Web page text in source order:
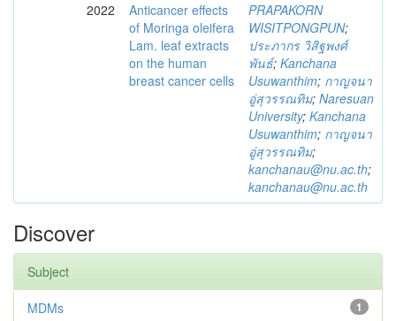
2022
Anticancer effects
of Moringa oleifera
Lam. leaf extracts
on the human
breast cancer cells
PRAPAKORN
WISITPONGPUN;
ประภากร วิสิฐพงศ์
พันธ์; Kanchana
Usuwanthim; กาญจนา
อู่สุวรรณทิม; Naresuan
University; Kanchana
Usuwanthim; กาญจนา
อู่สุวรรณทิม;
kanchanau@nu.ac.th;
kanchanau@nu.ac.th
Discover
Subject
1
MDMs